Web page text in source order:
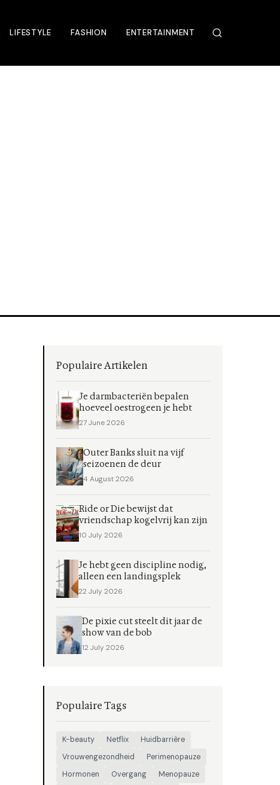
LIFESTYLE FASHION ENTERTAINMENT
Populaire Artikelen
Je darmbacteriën bepalen
hoeveel oestrogeen je hebt
27 June 2026
Outer Banks sluit na vijf
seizoenen de deur
4 August 2026
Ride or Die bewijst dat
vriendschap kogelvrij kan zijn
10 July 2026
Je hebt geen discipline nodig,
alleen een landingsplek
22 July 2026
De pixie cut steelt dit jaar de
show van de bob
12 July 2026
Populaire Tags
K-beauty Netflix
Huidbarrière
Vrouwengezondheid
Perimenopauze
Hormonen
Overgang
Menopauze